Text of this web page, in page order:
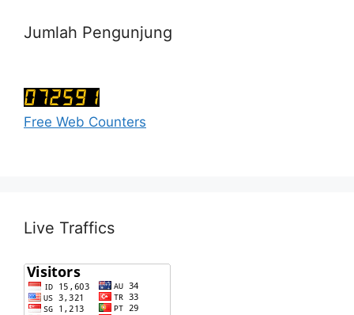
Jumlah Pengunjung
Free Web Counters
Live Traffics